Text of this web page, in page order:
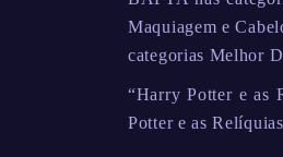
Maquiagem e
categorias Melhor
“Harry Potter e as
Potter e as